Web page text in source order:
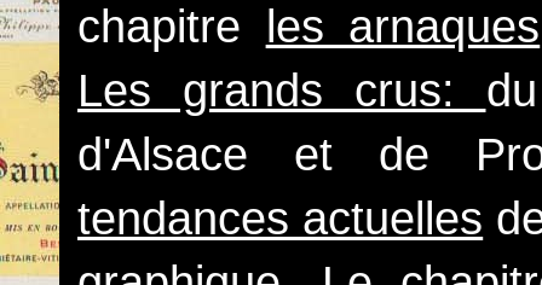
chapitre
les arnaques
Les grands crus:
d'Alsace et de
tendances actuelles